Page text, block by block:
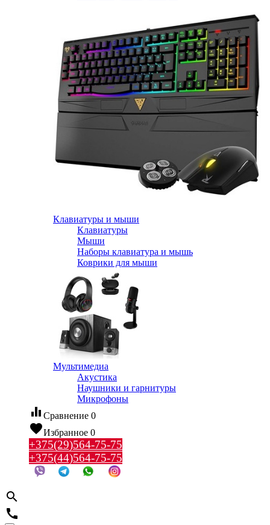
Клавиатуры и мыши
Клавиатуры
Мыши
Наборы клавиатура и мышь
Коврики для мыши
Мультимедиа
Акустика
Наушники и гарнитуры
Микрофоны
equalizer Сравнение 0
favoriteИзбранное 0
+375(29)564-75-75
+375(44)564-75-75
search
call